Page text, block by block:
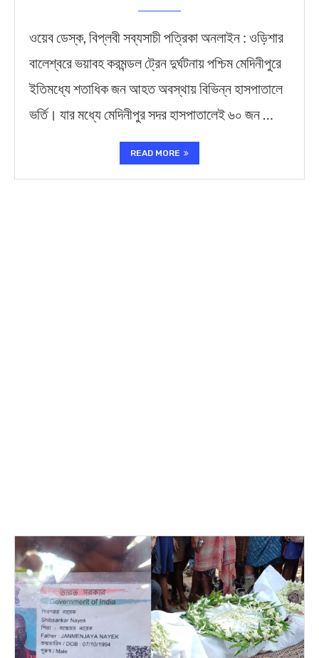
ওয়েব ডেস্ক, বিপ্লবী সব্যসাচী পত্রিকা অনলাইন : ওড়িশার
বালেশ্বরে ভয়াবহ করমন্ডল ট্রেন দুর্ঘটনায় পশ্চিম মেদিনীপুরে
ইতিমধ্যে শতাধিক জন আহত অবস্থায় বিভিন্ন হাসপাতালে
ভর্তি। যার মধ্যে মেদিনীপুর সদর হাসপাতালেই ৬০ জন …
READ MORE